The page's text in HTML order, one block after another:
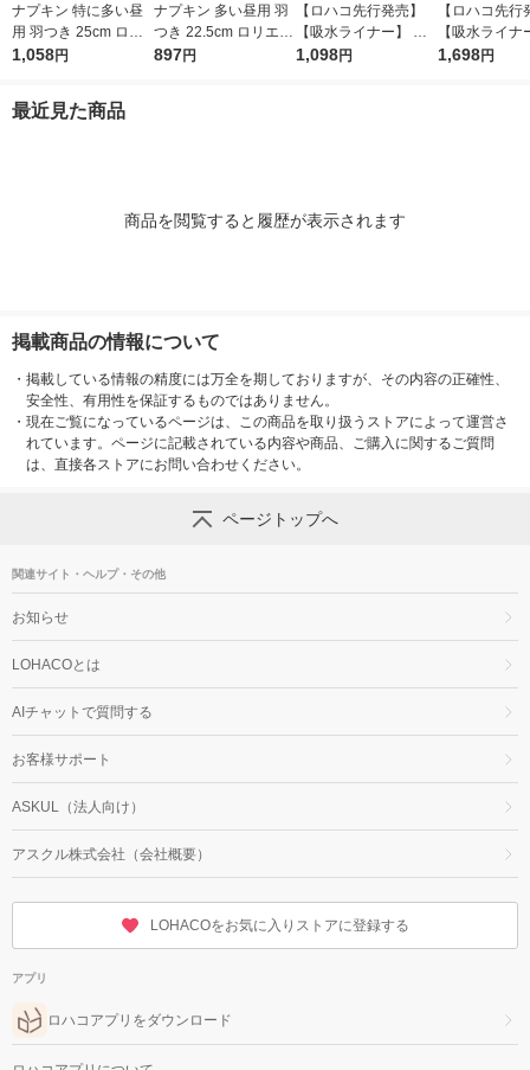
ナプキン 特に多い昼
用 羽つき 25cm ロリ
エエフ しあわせ素肌
1,058円
ナプキン 多い昼用 羽
つき 22.5cm ロリエエ
フ しあわせ素肌 超ス
897円
【ロハコ先行発売】
【吸水ライナー】 ポ
イズ 10cc 17.5cm 無
1,098円
【ロハコ先行
【吸水ライナ
イズ 10cc
1,698円
最近見た商品
商品を閲覧すると履歴が表示されます
掲載商品の情報について
・ 掲載している情報の精度には万全を期しておりますが、その内容の正確性、
安全性、有用性を保証するものではありません。
・ 現在ご覧になっているページは、この商品を取り扱うストアによって運営さ
れています。ページに記載されている内容や商品、ご購入に関するご質問
は、直接各ストアにお問い合わせください。
ページトップへ
関連サイト・ヘルプ・その他
お知らせ
LOHACOとは
AIチャットで質問する
お客様サポート
ASKUL（法人向け）
アスクル株式会社（会社概要）
LOHACOをお気に入りストアに登録する
アプリ
ロハコアプリをダウンロード